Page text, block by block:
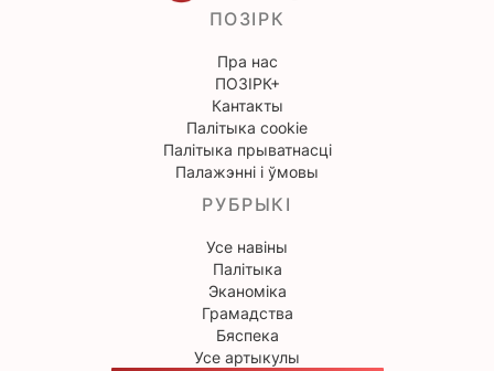
ПОЗІРК
Пра нас
ПОЗІРК+
Кантакты
Палітыка cookie
Палітыка прыватнасці
Палажэнні і ўмовы
РУБРЫКІ
Усе навіны
Палітыка
Эканоміка
Грамадства
Бяспека
Усе артыкулы